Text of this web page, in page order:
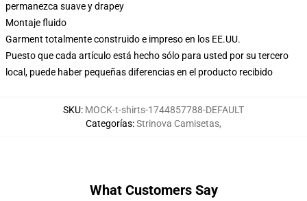
permanezca suave y drapey
Montaje fluido
Garment totalmente construido e impreso en los EE.UU.
Puesto que cada artículo está hecho sólo para usted por su tercero
local, puede haber pequeñas diferencias en el producto recibido
SKU: MOCK-t-shirts-1744857788-DEFAULT
Categorías:Strinova Camisetas,
What Customers Say